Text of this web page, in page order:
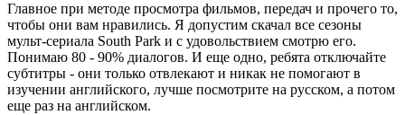
Главное при методе просмотра фильмов, передач и прочего то,
чтобы они вам нравились. Я допустим скачал все сезоны
мульт-сериала South Park и с удовольствием смотрю его.
Понимаю 80 - 90% диалогов. И еще одно, ребята отключайте
субтитры - они только отвлекают и никак не помогают в
изучении английского, лучше посмотрите на русском, а потом
еще раз на английском.